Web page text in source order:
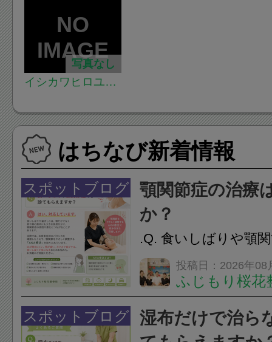
写真なし
イシカワヒロユキ
はちなび新着情報
スポットブログ
顎関節症の治療
か？
.Q. 食いしばりや顎
らえますか？A. はい
す。食いしばりや歯
けでなく首や肩の筋
担をかけ、顎関節症
投稿日：2026年08
ふじもり桜花
スポットブログ
湿布だけで治ら